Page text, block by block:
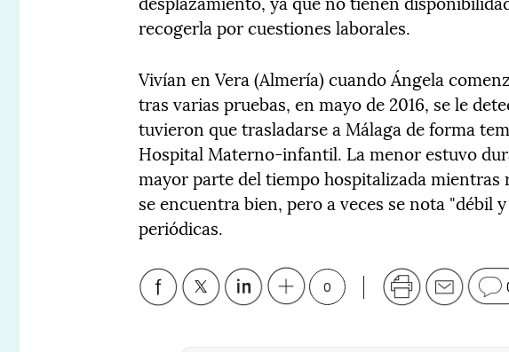
recogerla por cuestiones laborales.
Vivían en Vera (Almería) cuando Ángela
tras varias pruebas, en mayo de 2016, se le
tuvieron que trasladarse a Málaga de forma
Hospital Materno-infantil. La menor estuvo
mayor parte del tiempo hospitalizada
se encuentra bien, pero a veces se nota "débil
periódicas.
0